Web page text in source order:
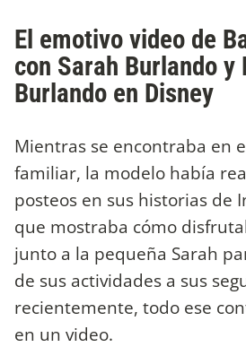
El emotivo video de
con Sarah Burlando y
Burlando en Disney
Mientras se encontraba en
familiar, la modelo había
posteos en sus historias de
que mostraba cómo
junto a la pequeña Sarah
de sus actividades a sus
recientemente, todo ese
en un video.